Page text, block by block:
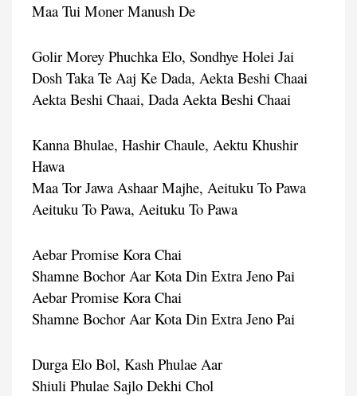
Maa Tui Moner Manush De
Golir Morey Phuchka Elo, Sondhye Holei Jai
Dosh Taka Te Aaj Ke Dada, Aekta Beshi Chaai
Aekta Beshi Chaai, Dada Aekta Beshi Chaai
Kanna Bhulae, Hashir Chaule, Aektu Khushir
Hawa
Maa Tor Jawa Ashaar Majhe, Aeituku To Pawa
Aeituku To Pawa, Aeituku To Pawa
Aebar Promise Kora Chai
Shamne Bochor Aar Kota Din Extra Jeno Pai
Aebar Promise Kora Chai
Shamne Bochor Aar Kota Din Extra Jeno Pai
Durga Elo Bol, Kash Phulae Aar
Shiuli Phulae Sajlo Dekhi Chol